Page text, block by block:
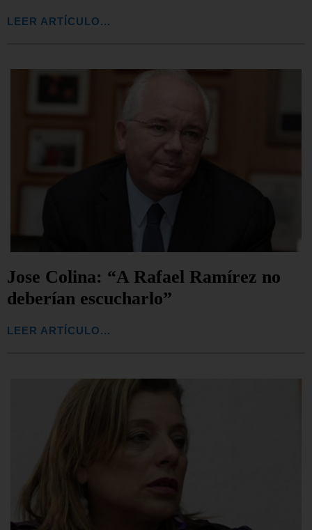
LEER ARTÍCULO...
Jose Colina: “A Rafael Ramírez no
deberían escucharlo”
LEER ARTÍCULO...